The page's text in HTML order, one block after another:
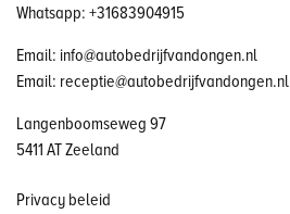
Whatsapp: +31683904915
Email: info@autobedrijfvandongen.nl
Email: receptie@autobedrijfvandongen.nl
Langenboomseweg 97
5411 AT Zeeland
Privacy beleid